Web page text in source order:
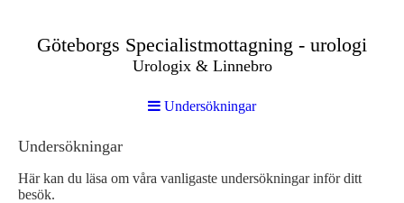
Göteborgs Specialistmottagning - urologi
Urologix & Linnebro
Undersökningar
Undersökningar
Här kan du läsa om våra vanligaste undersökningar inför ditt
besök.